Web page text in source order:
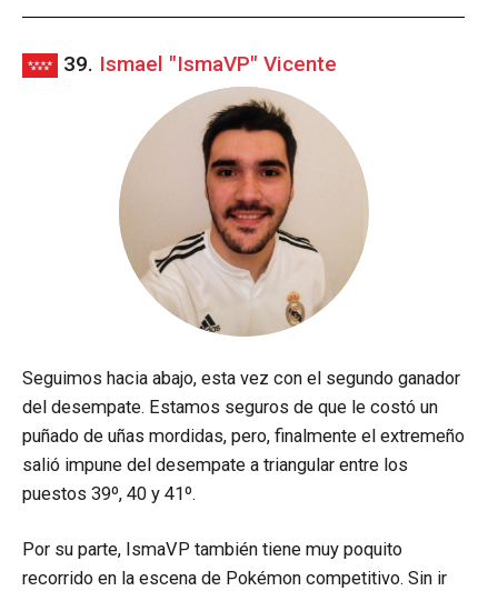
39. Ismael "IsmaVP" Vicente
Seguimos hacia abajo, esta vez con el segundo ganador
del desempate. Estamos seguros de que le costó un
puñado de uñas mordidas, pero, finalmente el extremeño
salió impune del desempate a triangular entre los
puestos 39º, 40 y 41º.
Por su parte, IsmaVP también tiene muy poquito
recorrido en la escena de Pokémon competitivo. Sin ir